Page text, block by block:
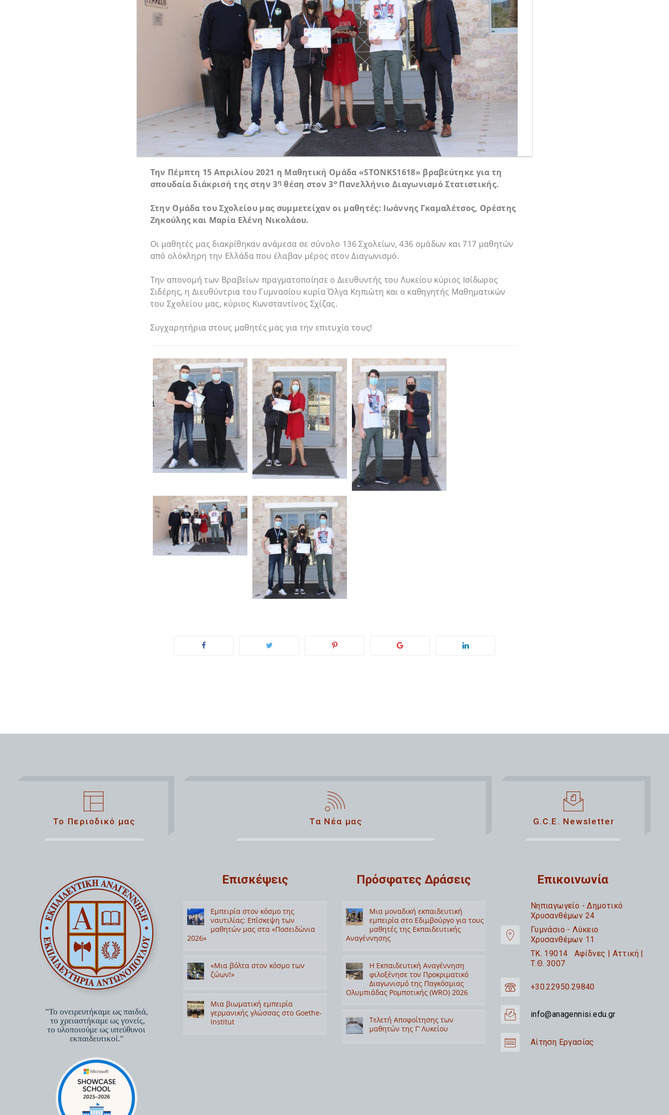
Την Πέμπτη 15 Απριλίου 2021 η Μαθητική Ομάδα «STONKS1618» βραβεύτηκε για τη
σπουδαία διάκρισή της στην 3η θέση στον 3ο Πανελλήνιο Διαγωνισμό Στατιστικής.
Στην Ομάδα του Σχολείου μας συμμετείχαν οι μαθητές: Ιωάννης Γκαμαλέτσος, Ορέστης
Ζηκούλης και Μαρία Ελένη Νικολάου.
Οι μαθητές μας διακρίθηκαν ανάμεσα σε σύνολο 136 Σχολείων, 436 ομάδων και 717 μαθητών
από ολόκληρη την Ελλάδα που έλαβαν μέρος στον Διαγωνισμό.
Την απονομή των Βραβείων πραγματοποίησε ο Διευθυντής του Λυκείου κύριος Ισίδωρος
Σιδέρης, η Διευθύντρια του Γυμνασίου κυρία Όλγα Κηπιώτη και ο καθηγητής Μαθηματικών
του Σχολείου μας, κύριος Κωνσταντίνος Σχίζας.
Συγχαρητήρια στους μαθητές μας για την επιτυχία τους!
Το Περιοδικό μας Τα Νέα μας G.C.E. Newsletter
"Το ονειρευτήκαμε ως παιδιά,
το χρειαστήκαμε ως γονείς,
το υλοποιούμε ως υπεύθυνοι
εκπαιδευτικοί."
Επισκέψεις
Εμπειρία στον κόσμο της
ναυτιλίας: Επίσκεψη των
μαθητών μας στα «Ποσειδώνια
2026»
«Μια βόλτα στον κόσμο των
ζώων!»
Μια βιωματική εμπειρία
γερμανικής γλώσσας στο Goethe-
Institut
Πρόσφατες Δράσεις
Μια μοναδική εκπαιδευτική
εμπειρία στο Εδιμβούργο για τους
μαθητές της Εκπαιδευτικής
Αναγέννησης
Η Εκπαιδευτική Αναγέννηση
φιλοξένησε τον Προκριματικό
Διαγωνισμό της Παγκόσμιας
Ολυμπιάδας Ρομποτικής (WRO) 2026
Τελετή Αποφοίτησης των
μαθητών της Γ’ Λυκείου
Επικοινωνία
Nηπιαγωγείο - Δημοτικό
Χρυσανθέμων 24
Γυμνάσιο - Λύκειο
Χρυσανθέμων 11
TK. 19014 Αφίδνες | Αττική |
Τ.Θ. 3007
+30.22950.29840
info@anagennisi.edu.gr
Αίτηση Εργασίας